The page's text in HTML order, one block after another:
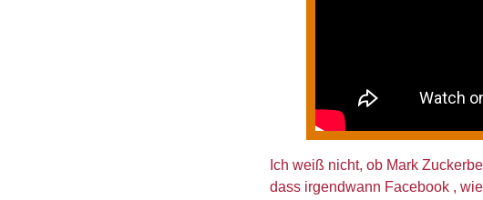
Ich weiß nicht, ob Mark
dass irgendwann Facebook ,